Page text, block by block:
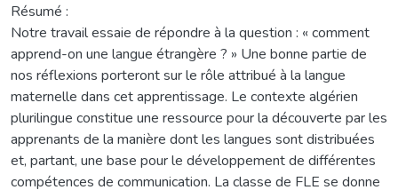
Résumé :
Notre travail essaie de répondre à la question : « comment
apprend-on une langue étrangère ? » Une bonne partie de
nos réflexions porteront sur le rôle attribué à la langue
maternelle dans cet apprentissage. Le contexte algérien
plurilingue constitue une ressource pour la découverte par les
apprenants de la manière dont les langues sont distribuées
et, partant, une base pour le développement de différentes
compétences de communication. La classe de FLE se donne